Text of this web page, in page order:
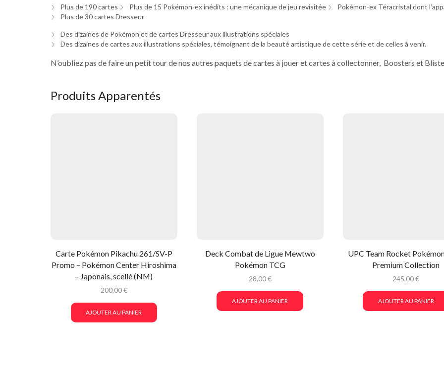
Plus de 190 cartes Plus de 15 Pokémon-ex inédits : une mécanique de jeu revisitée
Pokémon-ex Téracristal dont
Plus de 30 cartes Dresseur
Des dizaines de Pokémon et de cartes Dresseur aux illustrations spéciales
Des dizaines de cartes aux illustrations spéciales, témoignant de la beauté artistique de cette série et de celles à venir.
N’oubliez pas de faire un petit tour de nos autres paquets de cartes à jouer et cartes à collectonner, Boosters et
Produits Apparentés
Carte Pokémon Pikachu 261/SV-P
Promo – Pokémon Center Hiroshima
– Japonais, scellé (NM)
200,00€
AJOUTER AU PANIER
Deck Combat de Ligue Mewtwo
Pokémon TCG
28,00€
AJOUTER AU PANIER
UPC Team Rocket
Premium Collection
245,00€
AJOUTER AU PANIER